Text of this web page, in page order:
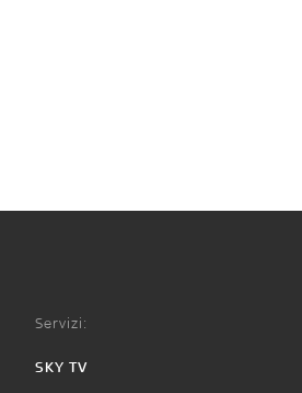
Servizi:
SKY TV